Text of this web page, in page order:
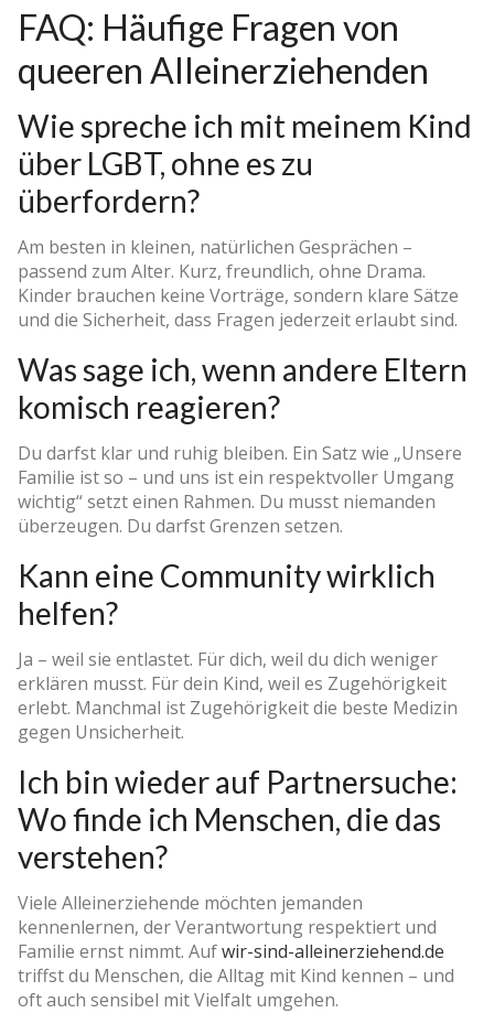
FAQ: Häufige Fragen von
queeren Alleinerziehenden
Wie spreche ich mit meinem Kind
über LGBT, ohne es zu
überfordern?
Am besten in kleinen, natürlichen Gesprächen –
passend zum Alter. Kurz, freundlich, ohne Drama.
Kinder brauchen keine Vorträge, sondern klare Sätze
und die Sicherheit, dass Fragen jederzeit erlaubt sind.
Was sage ich, wenn andere Eltern
komisch reagieren?
Du darfst klar und ruhig bleiben. Ein Satz wie „Unsere
Familie ist so – und uns ist ein respektvoller Umgang
wichtig“ setzt einen Rahmen. Du musst niemanden
überzeugen. Du darfst Grenzen setzen.
Kann eine Community wirklich
helfen?
Ja – weil sie entlastet. Für dich, weil du dich weniger
erklären musst. Für dein Kind, weil es Zugehörigkeit
erlebt. Manchmal ist Zugehörigkeit die beste Medizin
gegen Unsicherheit.
Ich bin wieder auf Partnersuche:
Wo finde ich Menschen, die das
verstehen?
Viele Alleinerziehende möchten jemanden
kennenlernen, der Verantwortung respektiert und
Familie ernst nimmt. Aufwir-sind-alleinerziehend.de
triffst du Menschen, die Alltag mit Kind kennen – und
oft auch sensibel mit Vielfalt umgehen.